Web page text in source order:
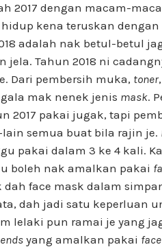
2017 dengan macam-
kena teruskan
adalah nak betul-betul
jela. Tahun 2018 ni
Dari pembersih muka, toner
mak nenek jenis mask.
2017 pakai jugak, tapi
semua buat bila rajin je.
pakai dalam 3 ke 4 kali.
boleh nak amalkan pakai
dah face mask dalam
dah jadi satu keperluan
lelaki pun ramai je yang
yang amalkan pakai